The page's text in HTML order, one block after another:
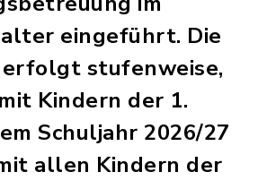
eingeführt. Die
stufenweise,
Kindern der 1.
Schuljahr 2026/27
allen Kindern der